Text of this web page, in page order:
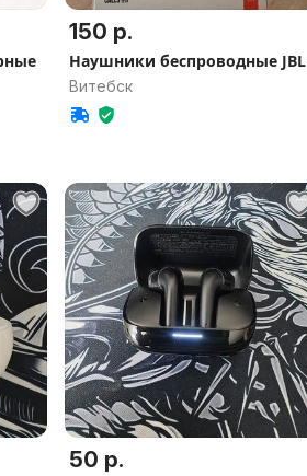
150 р.
Наушники беспроводные JBL
Витебск
50 р.